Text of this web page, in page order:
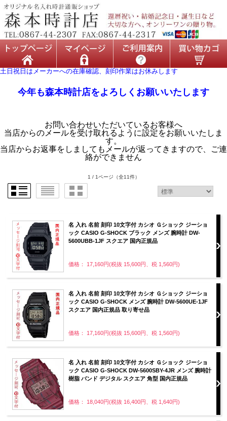
土日祝日はメーカーへの在庫確認、刻印作業はお休みします
今年も森本時計店をよろしくお願いいたします
お問い合わせいただいているお客様へ
当店からのメールを受け取れるように設定をお願いいたしま
す。
当店からお返事をしましてもメールが返ってきますので、ご連
絡ができません
1 / 1ページ （全11件）
名 入れ 名前 刻印 10文字付 カシオ Ｇショック ジーショ
ック CASIO G-SHOCK ブラック メンズ 腕時計 DW-
5600UBB-1JF スクエア 国内正規品
価格： 17,160円(税抜 15,600円、税 1,560円)
名 入れ 名前 刻印 10文字付 カシオ Ｇショック ジーショ
ック CASIO G-SHOCK メンズ 腕時計 DW-5600UE-1JF
スクエア 国内正規品 取り寄せ品
価格： 17,160円(税抜 15,600円、税 1,560円)
名 入れ 名前 刻印 10文字付 カシオ Ｇショック ジーショ
ック CASIO G-SHOCK DW-5600SBY-4JR メンズ 腕時計
樹脂 バンド デジタル スクエア 角型 国内正規品
価格： 18,040円(税抜 16,400円、税 1,640円)